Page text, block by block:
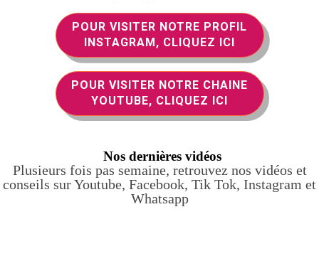
POUR VISITER NOTRE PROFIL
INSTAGRAM, CLIQUEZ ICI
POUR VISITER NOTRE CHAINE
YOUTUBE, CLIQUEZ ICI
Nos dernières vidéos
Plusieurs fois pas semaine, retrouvez nos vidéos et
conseils sur Youtube, Facebook, Tik Tok, Instagram et
Whatsapp